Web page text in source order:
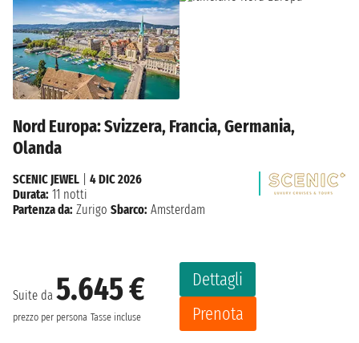
Nord Europa: Svizzera, Francia, Germania,
Olanda
Suite da 5.645 €
prezzo per persona Tasse incluse
Dettagli
Prenota
SCENIC JEWEL
4 DIC 2026
Durata: 11 notti
Partenza da: Zurigo Sbarco: Amsterdam